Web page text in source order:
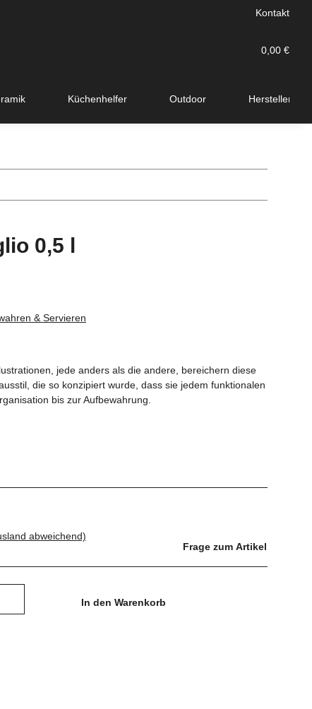
Kontakt
0,00 €
Küchenhelfer Outdoor Hersteller
0,5 l
& Servieren
jede anders als die andere, bereichern diese
die so konzipiert wurde, dass sie jedem funktionalen
bis zur Aufbewahrung.
abweichend)
Frage zum Artikel
In den Warenkorb